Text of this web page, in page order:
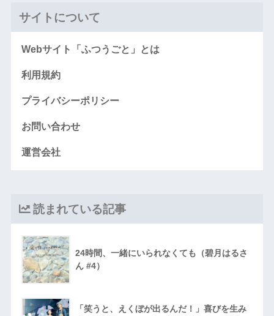
サイトについて
Webサイト「ふつうごと」とは
利用規約
プライバシーポリシー
お問い合わせ
運営会社
読まれている記事
24時間、一緒にいられなくても（碧月はるさ
ん #4）
「笑うと、えくぼが出るんだ！」喜びを生み